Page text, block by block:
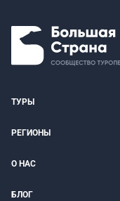
ТУРЫ
РЕГИОНЫ
О НАС
БЛОГ